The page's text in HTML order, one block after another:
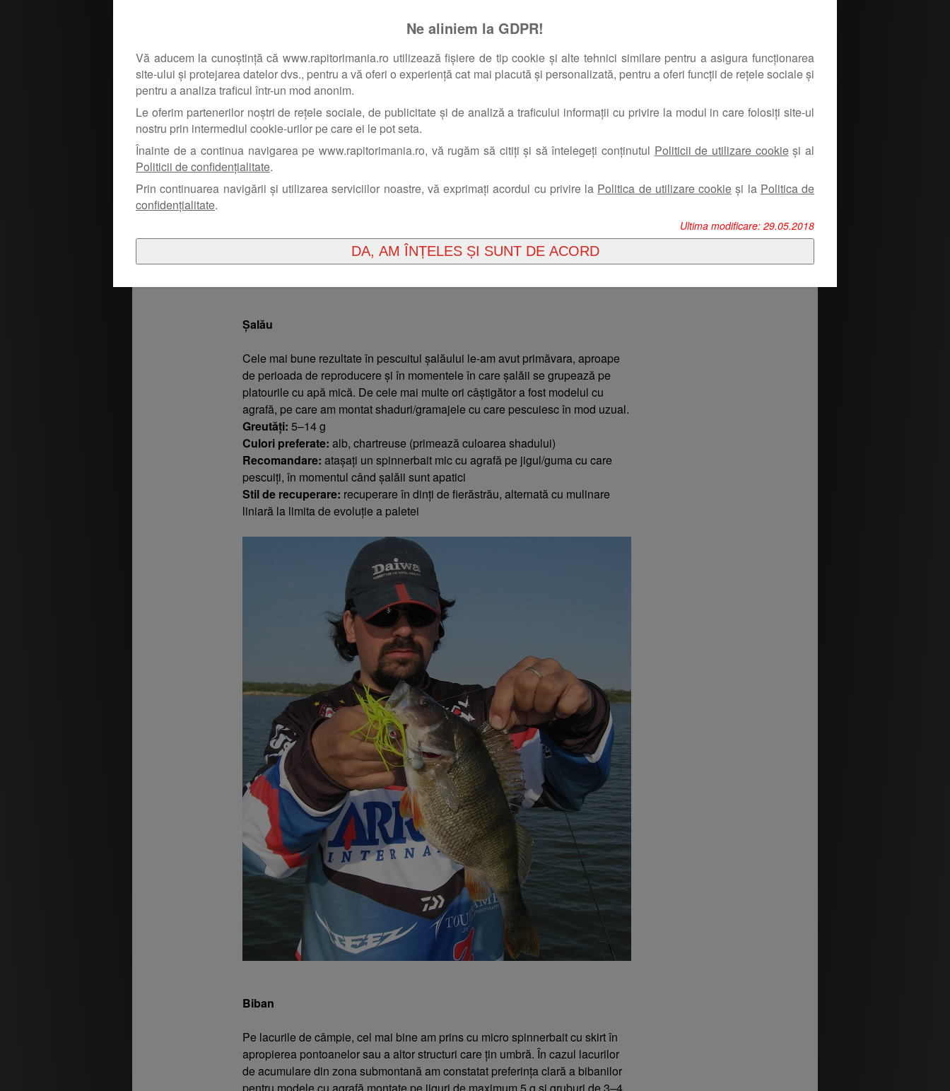
Ne aliniem la GDPR!
Vă aducem la cunoștință că www.rapitorimania.ro utilizează fișiere de tip cookie și alte tehnici similare pentru a asigura funcționarea
site-ului și protejarea datelor dvs., pentru a vă oferi o experiență cat mai placută și personalizată, pentru a oferi funcții de rețele sociale și
pentru a analiza traficul într-un mod anonim.
Le oferim partenerilor noștri de rețele sociale, de publicitate și de analiză a traficului informații cu privire la modul in care folosiți site-ul
nostru prin intermediul cookie-urilor pe care ei le pot seta.
Înainte de a continua navigarea pe www.rapitorimania.ro, vă rugăm să citiți și să întelegeți conținutul Politicii de utilizare cookieși al
Politicii de confidențialitate.
Prin continuarea navigării și utilizarea serviciilor noastre, vă exprimați acordul cu privire la Politica de utilizare cookie și la Politica de
confidențialitate.
Ultima modificare: 29.05.2018
Șalău
Cele mai bune rezultate în pescuitul șalăului le-am avut primăvara, aproape
de perioada de reproducere și în momentele în care șalăii se grupează pe
platourile cu apă mică. De cele mai multe ori câștigător a fost modelul cu
agrafă, pe care am montat shaduri/gramajele cu care pescuiesc în mod uzual.
Greutăți: 5–14 g
Culori preferate: alb, chartreuse (primează culoarea shadului)
Recomandare: atașați un spinnerbait mic cu agrafă pe jigul/guma cu care
pescuiți, în momentul când șalăii sunt apatici
Stil de recuperare: recuperare în dinți de fierăstrău, alternată cu mulinare
liniară la limita de evoluție a paletei
Biban
Pe lacurile de câmpie, cel mai bine am prins cu micro spinnerbait cu skirt în
apropierea pontoanelor sau a altor structuri care țin umbră. În cazul lacurilor
de acumulare din zona submontană am constatat preferința clară a bibanilor
pentru modele cu agrafă montate pe jiguri de maximum 5 g și gruburi de 3–4